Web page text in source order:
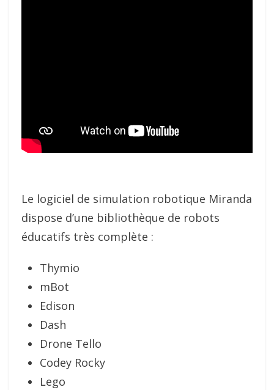
Le logiciel de simulation robotique Miranda
dispose d’une bibliothèque de robots
éducatifs très complète :
Thymio
mBot
Edison
Dash
Drone Tello
Codey Rocky
Lego